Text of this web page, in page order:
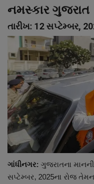
જુનાગઢ
Support US
બજારના સમાચાર
નાણાંકીય સમાચાર
સ્થાનિક સમાચાર
સ્પોર્ટ્સ
રાશિફળ
નમસ્કાર ગુજરાત
તારીખ: 12 સપ્ટેમ્બર,
ગાંધીનગર: ગુજરાતના
સપ્ટેમ્બર, 2025ના રોજ